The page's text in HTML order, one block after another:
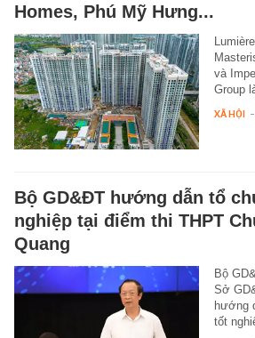
Homes, Phú Mỹ Hưng...
và
Group
XÃ HỘI -
Bộ GD&ĐT hướng dẫn tổ
nghiệp tại điểm thi THPT
Quang
Bộ
Sở
hướng
tốt